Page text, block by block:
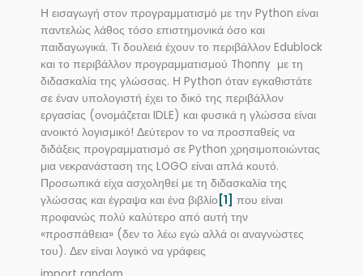
Η εισαγωγή στον προγραμματισμό με την Python είναι
παντελώς λάθος τόσο επιστημονικά όσο και
παιδαγωγικά. Τι δουλειά έχουν το περιβάλλον Edublock
και το περιβάλλον προγραμματισμού Thonny με τη
διδασκαλία της γλώσσας. Η Python όταν εγκαθιστάτε
σε έναν υπολογιστή έχει το δικό της περιβάλλον
εργασίας (ονομάζεται IDLE) και φυσικά η γλώσσα είναι
ανοικτό λογισμικό! Δεύτερον το να προσπαθείς να
διδάξεις προγραμματισμό σε Python χρησιμοποιώντας
μια νεκρανάσταση της LOGO είναι απλά κουτό.
Προσωπικά είχα ασχοληθεί με τη διδασκαλία της
γλώσσας και έγραψα και ένα βιβλίο [1]
που είναι
προφανώς πολύ καλύτερο από αυτή την
«προσπάθεια» (δεν το λέω εγώ αλλά οι αναγνώστες
του). Δεν είναι λογικό να γράφεις